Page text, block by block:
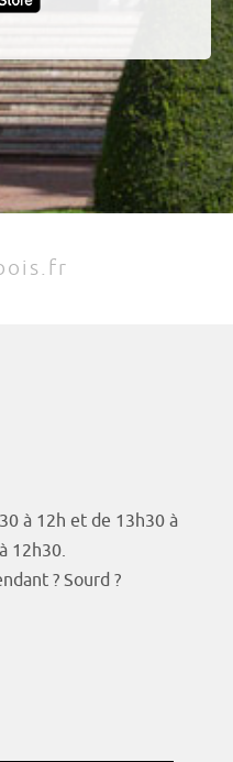
à 12h et de 13h30 à
12h30.
? Sourd ?